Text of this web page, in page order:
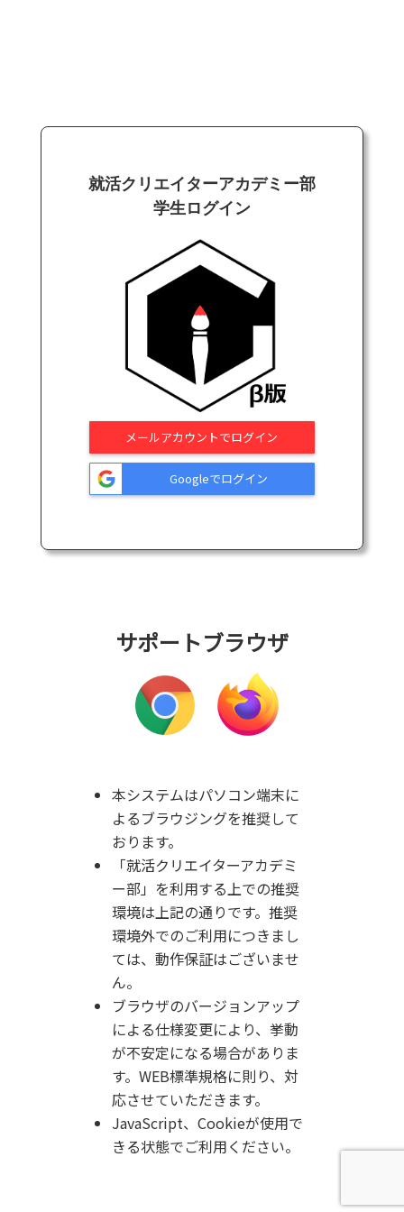
就活クリエイターアカデミー部
学生ログイン
メールアカウントでログイン
Googleでログイン
サポートブラウザ
本システムはパソコン端末に
よるブラウジングを推奨して
おります。
「就活クリエイターアカデミ
ー部」を利用する上での推奨
環境は上記の通りです。 推奨
環境外でのご利用につきまし
ては、動作保証はございませ
ん。
ブラウザのバージョンアップ
による仕様変更により、挙動
が不安定になる場合がありま
す。WEB標準規格に則り、対
応させていただきます。
JavaScript、Cookieが使用で
きる状態でご利用ください。